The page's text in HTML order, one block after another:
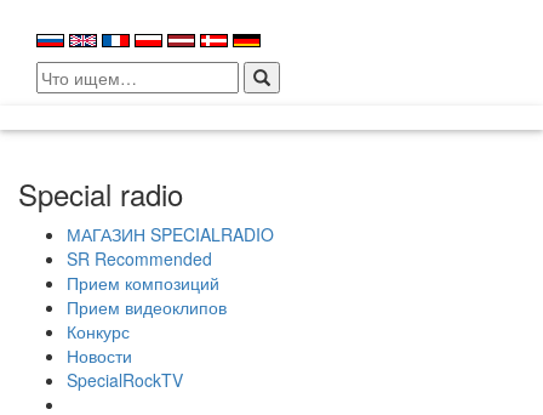
Search
for:
Special radio
МАГАЗИН SPECIALRADIO
SR Recommended
Прием композиций
Прием видеоклипов
Конкурс
Новости
SpecialRockTV